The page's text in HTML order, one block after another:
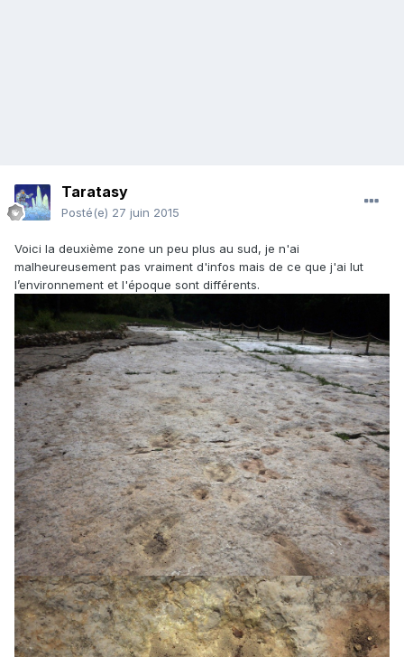
Taratasy
Posté(e) 27 juin 2015
Voici la deuxième zone un peu plus au sud, je n'ai
malheureusement pas vraiment d'infos mais de ce que j'ai lut
l’environnement et l'époque sont différents.